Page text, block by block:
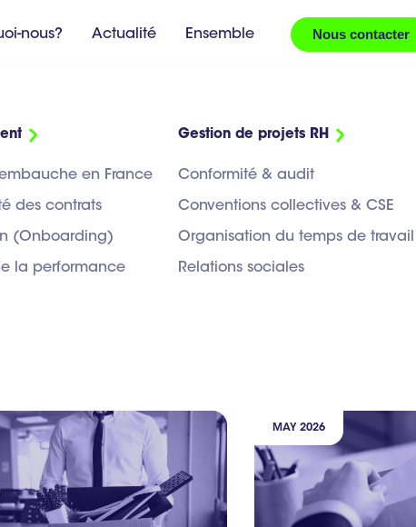
en France
des contrats
(Onboarding)
la performance
Gestion de projets RH
Conformité & audit
Conventions collectives & CSE
Organisation du temps de travail
Relations sociales
nous? Actualité Ensemble Nous contacter
MAY 2026